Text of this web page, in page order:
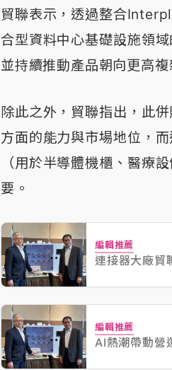
貿聯表示，透過整合
合型資料中心基礎設施領
並持續推動產品朝向更高
除此之外，貿聯指出，此
方面的能力與市場地位，
（用於半導體機櫃、醫療
要。
編輯推薦
連接器大廠貿
編輯推薦
AI熱潮帶動營